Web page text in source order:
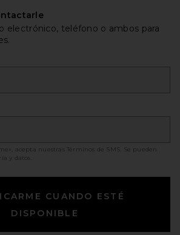
electrónico, teléfono o ambos para
acepta nuestras Términos de SMS
. Se pueden
y datos.
CUANDO ESTÉ
DISPONIBLE